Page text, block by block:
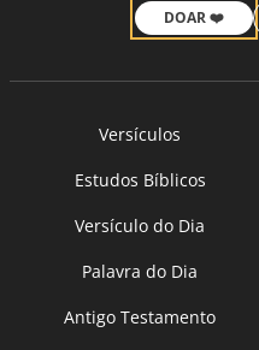
DOAR ❤️
Versículos
Estudos Bíblicos
Versículo do Dia
Palavra do Dia
Antigo Testamento